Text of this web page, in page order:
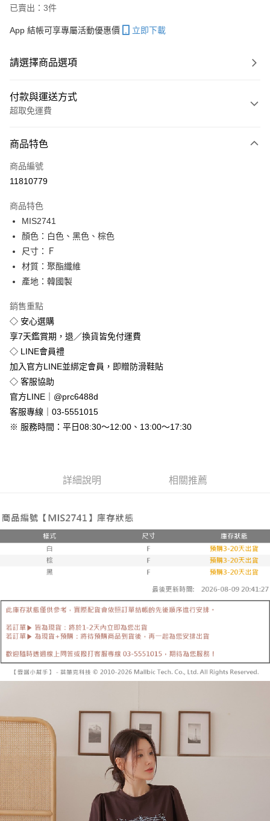
已賣出：3件
App 結帳可享專屬活動優惠價 立即下載
請選擇商品選項
付款與運送方式
超取免運費
信用卡一次付款
超商取貨付款
Apple Pay
街口支付
悠遊付
Google Pay
全盈+PAY
運送方式
全家付款取貨
免運費
付款後全家取貨
免運費
7-11付款取貨
每筆NT$90，滿NT$999(含以上)免運費
離島郵局配送
每筆NT$90，滿NT$999(含以上)免運費
【宇迅國際】限一般住址，不支援智能櫃 查看運費
商品特色
商品編號
11810779
商品特色
MIS2741
顏色：白色、黑色、棕色
尺寸：Ｆ
材質：聚酯纖維
產地：韓國製
銷售重點
◇ 安心選購
享7天鑑賞期，退／換貨皆免付運費
◇ LINE會員禮
加入官方LINE並綁定會員，即贈防滑鞋貼
◇ 客服協助
官方LINE｜@prc6488d
客服專線｜03-5551015
※ 服務時間：平日08:30～12:00、13:00～17:30
詳細說明 相關推薦